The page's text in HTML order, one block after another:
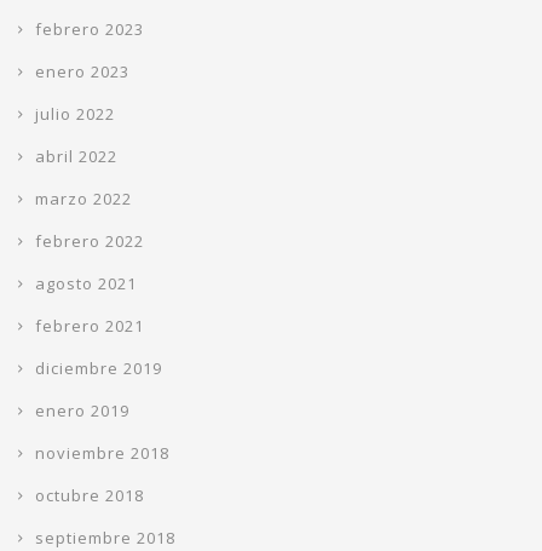
febrero 2023
enero 2023
julio 2022
abril 2022
marzo 2022
febrero 2022
agosto 2021
febrero 2021
diciembre 2019
enero 2019
noviembre 2018
octubre 2018
septiembre 2018